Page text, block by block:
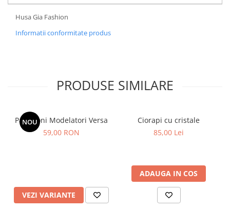
Husa Gia Fashion
Informatii conformitate produs
PRODUSE SIMILARE
NOU
Pantaloni Modelatori Versa
59,00 RON
VEZI VARIANTE
Ciorapi cu cristale
85,00 Lei
ADAUGA IN COS